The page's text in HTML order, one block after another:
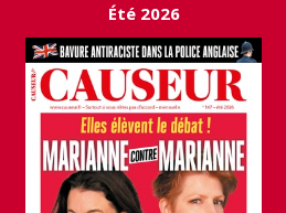
Été 2026